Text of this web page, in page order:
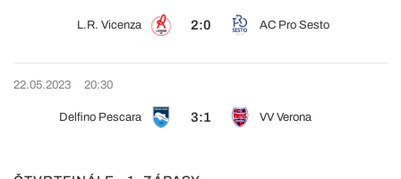
L.R. Vicenza 2:0 AC Pro Sesto
22.05.2023 20:30
Delfino Pescara 3:1 VV Verona